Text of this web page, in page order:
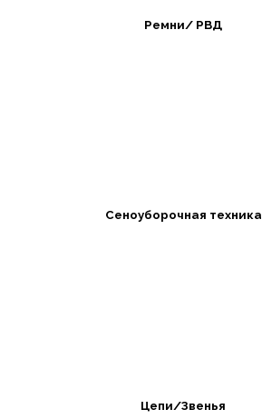
Ремни/ РВД
Сеноуборочная техника
Цепи/Звенья